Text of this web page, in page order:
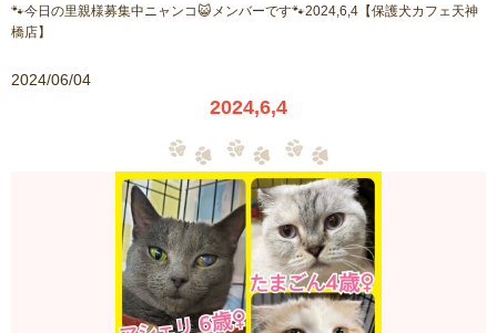
🐾今日の里親様募集中ニャンコ😺メンバーです🐾2024,6,4【保護犬カフェ天神
橋店】
2024/06/04
2024,6,4